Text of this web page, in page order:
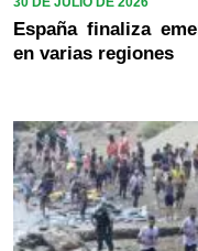
España finaliza
en varias regiones